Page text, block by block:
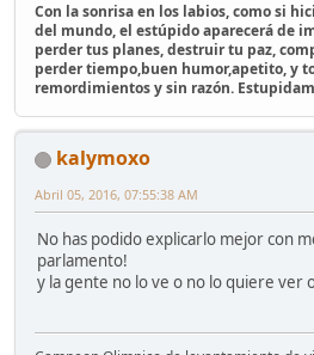
Con la sonrisa en los labios, como si
del mundo, el estúpido aparecerá de
perder tus planes, destruir tu paz,
perder tiempo,buen humor,apetito, y
remordimientos y sin razón.
kalymoxo
Abril 05, 2016, 07:55:38 AM
No has podido explicarlo mejor con
parlamento!
y la gente no lo ve o no lo quiere ver